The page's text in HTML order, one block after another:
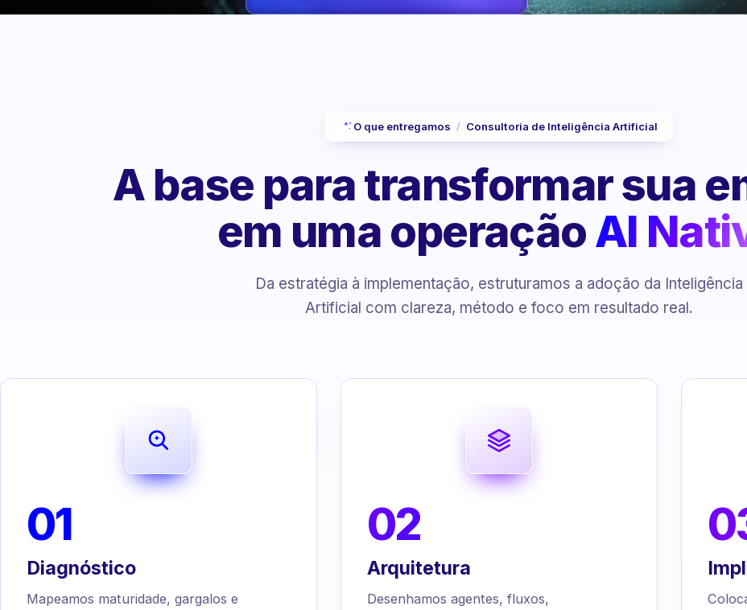
O que entregamos / Consultoria de Inteligência Artificial
A base para transformar sua
em uma operaçãoAI
Da estratégia à implementação, estruturamos a adoção da Inteligência
Artificial com clareza, método e foco em resultado real.
01
Diagnóstico
Mapeamos maturidade, gargalos e
02
Arquitetura
Desenhamos agentes, fluxos,